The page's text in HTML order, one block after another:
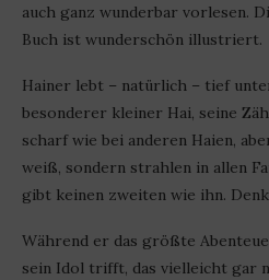
auch ganz wunderbar vorlesen.
Buch ist wunderschön illustriert.
Hainer lebt – natürlich – tief
besonderer kleiner Hai, seine
scharf wie bei anderen Haien,
weiß, sondern strahlen in allen
gibt keinen zweiten wie ihn.
Während er das größte
sein Idol trifft, das vielleicht gar